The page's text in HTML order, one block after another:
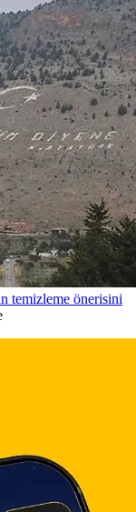
temizleme önerisini